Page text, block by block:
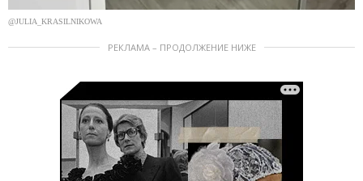
@JULIA_KRASILNIKOWA
РЕКЛАМА – ПРОДОЛЖЕНИЕ НИЖЕ